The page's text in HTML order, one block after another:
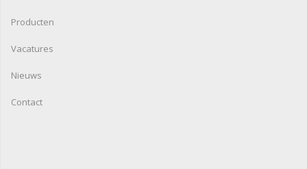
Producten
Vacatures
Nieuws
Contact